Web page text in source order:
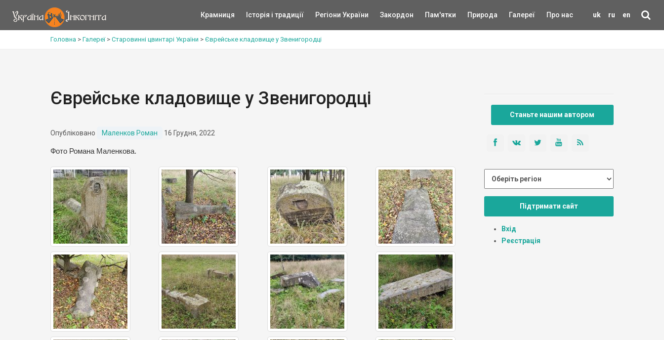
uk ru en
Крамниця Історія і традиції Регіони України Закордон Пам'ятки Природа Галереї Про нас
Головна > Галереї> Старовинні цвинтарі України > Єврейське кладовище у Звенигородці
Єврейське кладовище у Звенигородці
Опубліковано Маленков Роман 16 Грудня, 2022
Фото Романа Маленкова.
Станьте нашим автором
Підтримати сайт
Вхід
Реєстрація